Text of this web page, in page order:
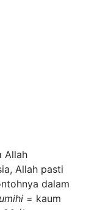
Allah
Allah pasti
dalam
= kaum